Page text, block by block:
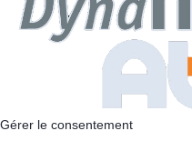
Gérer le consentement